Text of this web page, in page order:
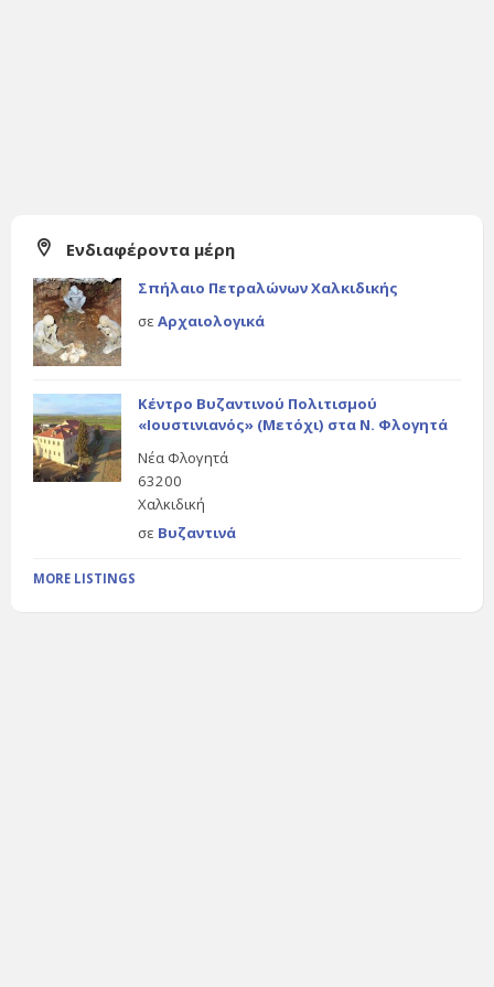
Ενδιαφέροντα μέρη
Σπήλαιο Πετραλώνων Χαλκιδικής
σε Αρχαιολογικά
Κέντρο Βυζαντινού Πολιτισμού
«Ιουστινιανός» (Μετόχι) στα Ν. Φλογητά
Νέα Φλογητά
63200
Χαλκιδική
σε Βυζαντινά
MORE LISTINGS